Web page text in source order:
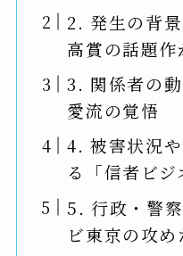
2. 発生の背
高賞の話題作
3. 関係者の
愛流の覚悟
4. 被害状況
る「信者ビジ
5. 行政・警
ビ東京の攻め